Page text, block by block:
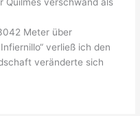
Quilmes verschwand als
Meter über
verließ ich den
veränderte sich